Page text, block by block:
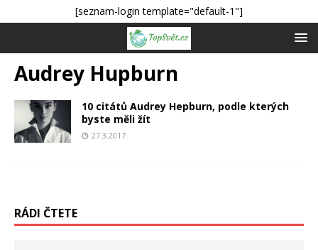
[seznam-login template="default-1"]
Audrey Hupburn
10 citátů Audrey Hepburn, podle kterých
byste měli žít
27.3.2017
RÁDI ČTETE